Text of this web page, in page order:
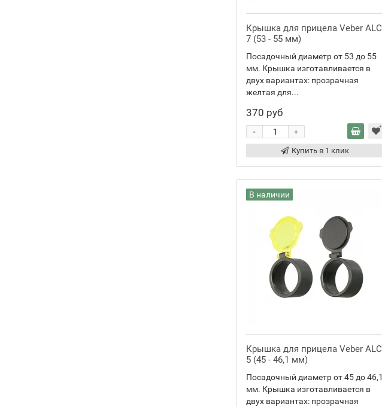
Крышка для прицела Veber ALC
7 (53 - 55 мм)
Посадочный диаметр от 53 до 55
мм. Крышка изготавливается в
двух вариантах: прозрачная
желтая для...
370 руб
+
-
Купить в 1 клик
В наличии
Крышка для прицела Veber ALC
5 (45 - 46,1 мм)
Посадочный диаметр от 45 до 46,1
мм. Крышка изготавливается в
двух вариантах: прозрачная